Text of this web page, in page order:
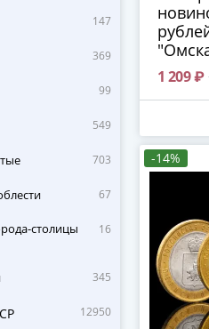
147
369
99
549
703
67
столицы
16
345
12950
10
+
100
1 209 ₽
-14%